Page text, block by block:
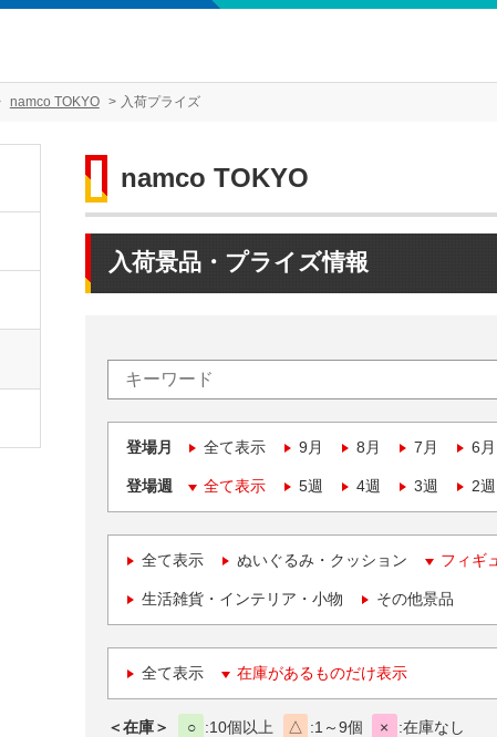
namco TOKYO 入荷プライズ
namco TOKYO
入荷景品・プライズ情報
登場月 全て表示 9月 8月 7月 6月
登場週 全て表示 5週 4週 3週 2週
全て表示 ぬいぐるみ・クッション フィギ
生活雑貨・インテリア・小物 その他景品
全て表示 在庫があるものだけ表示
＜在庫＞ ○ 10個以上 △ 1～9個 × 在庫なし